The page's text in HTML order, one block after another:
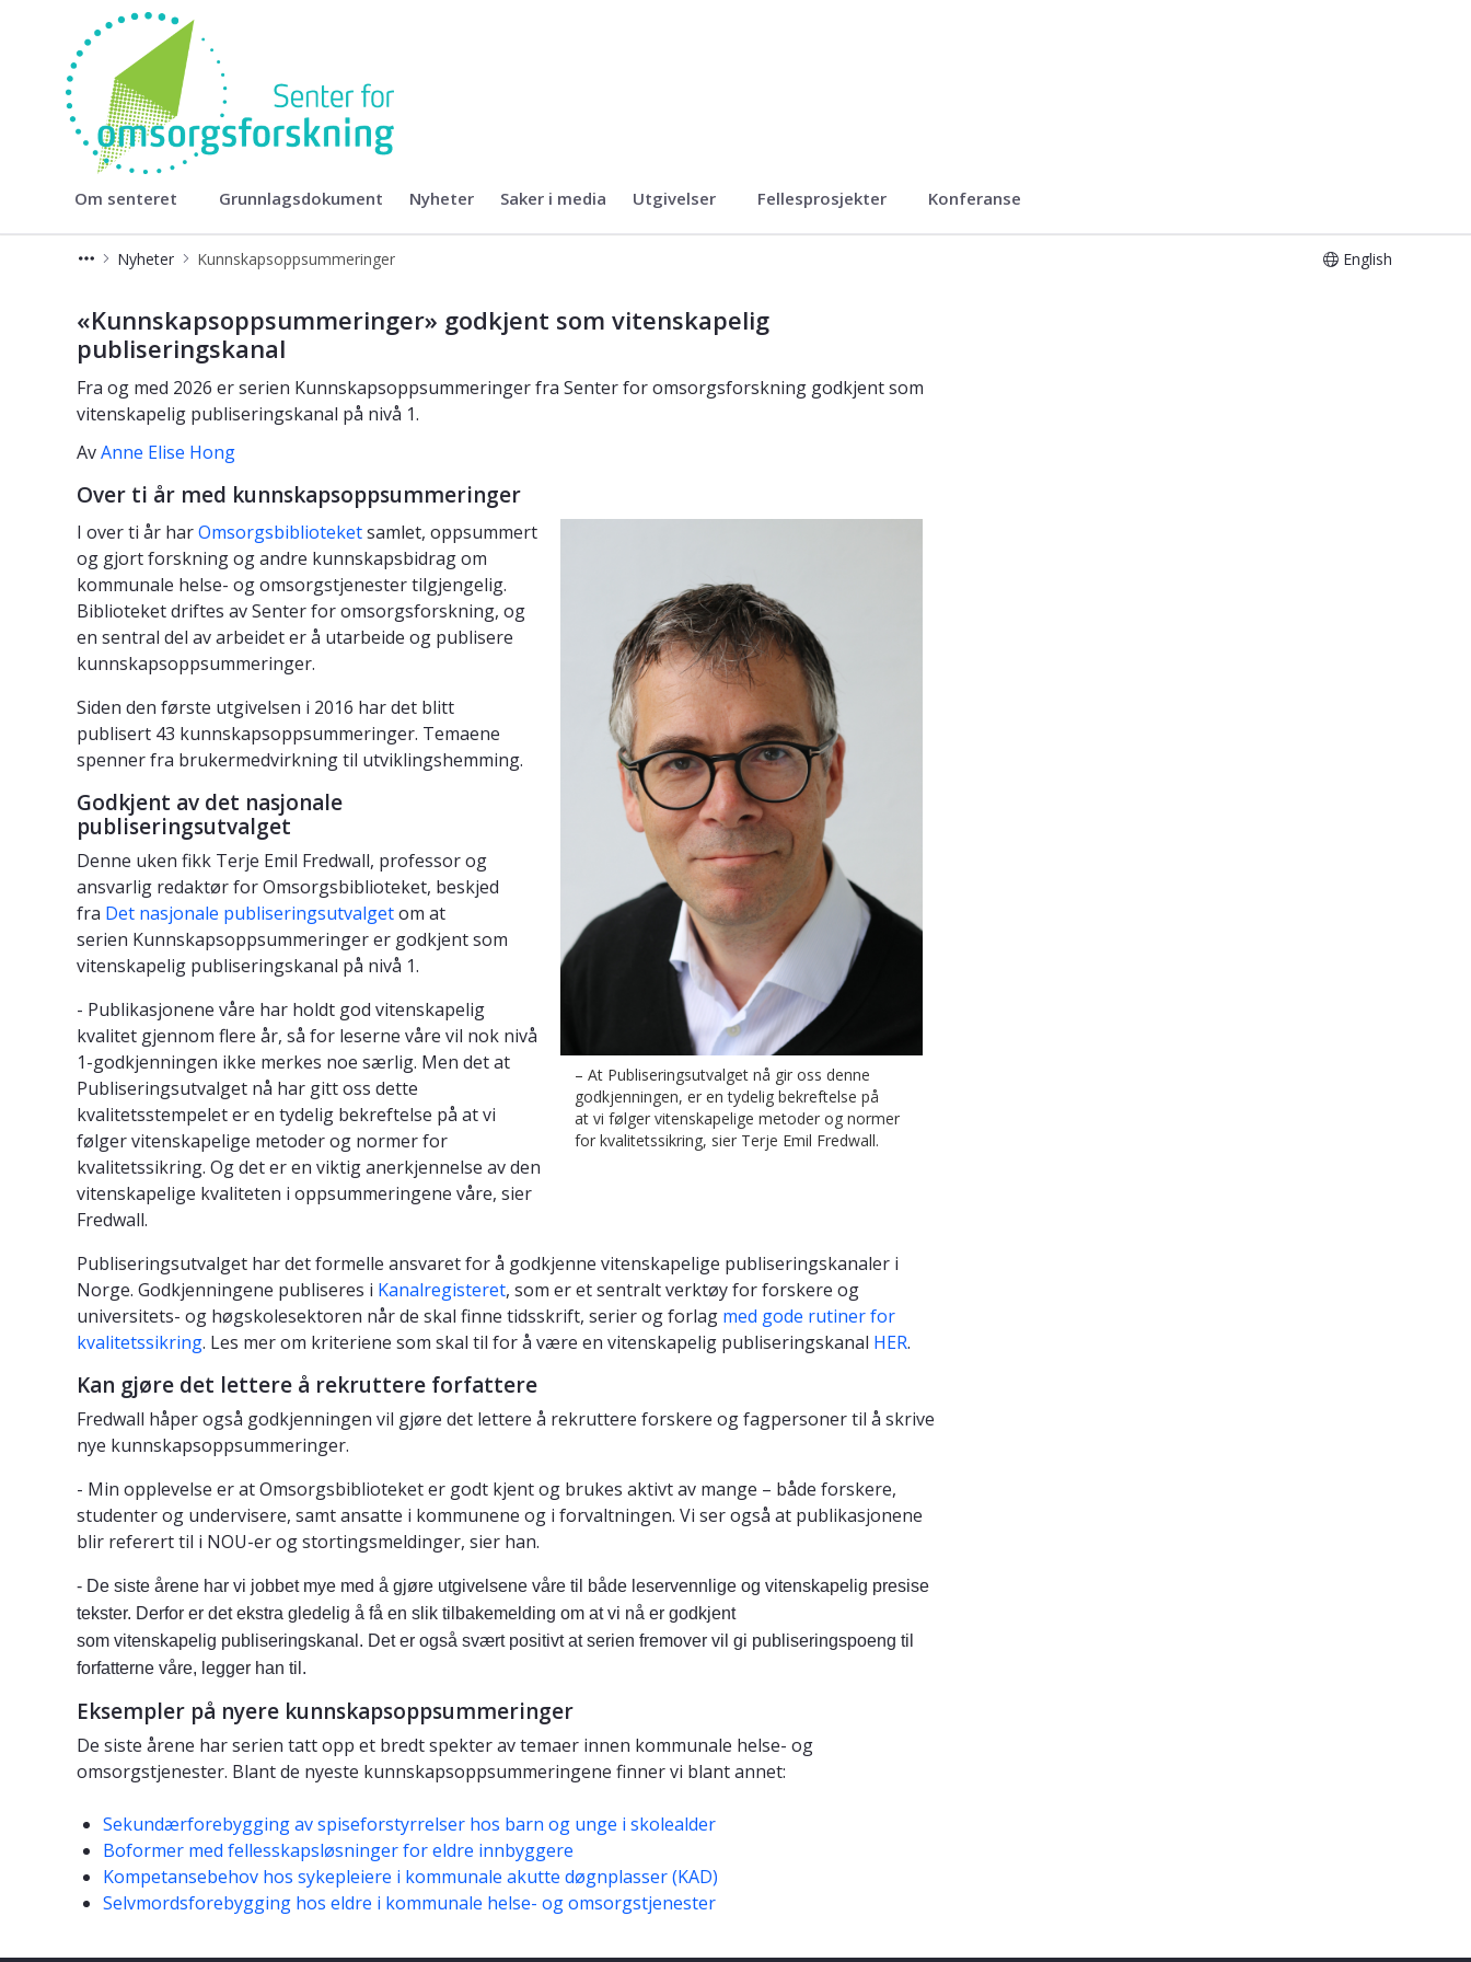
Senter for omsorgsforskning
Om senteret Grunnlagsdokument Nyheter Saker i media Utgivelser Fellesprosjekter Konferanse
Nyheter Kunnskapsoppsummeringer English
«Kunnskapsoppsummeringer» godkjent som vitenskapelig
publiseringskanal
Fra og med 2026 er serien Kunnskapsoppsummeringer fra Senter for omsorgsforskning godkjent som
vitenskapelig publiseringskanal på nivå 1.
AvAnne Elise Hong
Over ti år med kunnskapsoppsummeringer
– At Publiseringsutvalget nå gir oss denne
godkjenningen, er en tydelig bekreftelse på
at vi følger vitenskapelige metoder og normer
for kvalitetssikring, sier Terje Emil Fredwall.
I over ti år harOmsorgsbiblioteketsamlet, oppsummert
og gjort forskning og andre kunnskapsbidrag om
kommunale helse- og omsorgstjenester tilgjengelig.
Biblioteket driftes av Senter for omsorgsforskning, og
en sentral del av arbeidet er å utarbeide og publisere
kunnskapsoppsummeringer.
Siden den første utgivelsen i 2016 har det blitt
publisert 43 kunnskapsoppsummeringer. Temaene
spenner fra brukermedvirkning til utviklingshemming.
Godkjent av det nasjonale
publiseringsutvalget
Denne uken fikk Terje Emil Fredwall, professor og
ansvarlig redaktør for Omsorgsbiblioteket, beskjed
fra Det nasjonale publiseringsutvalgetom at
serien Kunnskapsoppsummeringer er godkjent som
vitenskapelig publiseringskanal på nivå 1.
- Publikasjonene våre har holdt god vitenskapelig
kvalitet gjennom flere år, så for leserne våre vil nok nivå
1-godkjenningen ikke merkes noe særlig. Men det at
Publiseringsutvalget nå har gitt oss dette
kvalitetsstempelet er en tydelig bekreftelse på at vi
følger vitenskapelige metoder og normer for
kvalitetssikring. Og det er en viktig anerkjennelse av den
vitenskapelige kvaliteten i oppsummeringene våre, sier
Fredwall.
Publiseringsutvalget har det formelle ansvaret for å godkjenne vitenskapelige publiseringskanaler i
Norge. Godkjenningene publiseres i Kanalregisteret, som er et sentralt verktøy for forskere og
universitets- og høgskolesektoren når de skal finne tidsskrift, serier og forlag med gode rutiner for
kvalitetssikring. Les mer om kriteriene som skal til for å være en vitenskapelig publiseringskanal HER.
Kan gjøre det lettere å rekruttere forfattere
Fredwall håper også godkjenningen vil gjøre det lettere å rekruttere forskere og fagpersoner til å skrive
nye kunnskapsoppsummeringer.
- Min opplevelse er at Omsorgsbiblioteket er godt kjent og brukes aktivt av mange – både forskere,
studenter og undervisere, samt ansatte i kommunene og i forvaltningen. Vi ser også at publikasjonene
blir referert til i NOU-er og stortingsmeldinger, sier han.
- De siste årene har vi jobbet mye med å gjøre utgivelsene våre til både leservennlige og vitenskapelig presise
tekster. Derfor er det ekstra gledelig å få en slik tilbakemelding om at vi nå er godkjent
som vitenskapelig publiseringskanal. Det er også svært positivt at serien fremover vil gi publiseringspoeng til
forfatterne våre, legger han til.
Eksempler på nyere kunnskapsoppsummeringer
De siste årene har serien tatt opp et bredt spekter av temaer innen kommunale helse- og
omsorgstjenester. Blant de nyeste kunnskapsoppsummeringene finner vi blant annet:
Sekundærforebygging av spiseforstyrrelser hos barn og unge i skolealder
Boformer med fellesskapsløsninger for eldre innbyggere
Kompetansebehov hos sykepleiere i kommunale akutte døgnplasser (KAD)
Selvmordsforebygging hos eldre i kommunale helse- og omsorgstjenester